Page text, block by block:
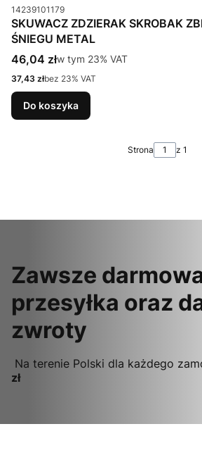
Kod produktu
14239101179
SKUWACZ ZDZIERAK SKROBAK
ŚNIEGU METAL
Cena brutto
46,04 złw tym %s VAT
w tym 23% VAT
Cena netto
37,43 złbez 23% VAT
Do koszyka
Strona z 1
Zawsze
przesyłka oraz
zwroty
Na terenie Polski dla każdego
zł